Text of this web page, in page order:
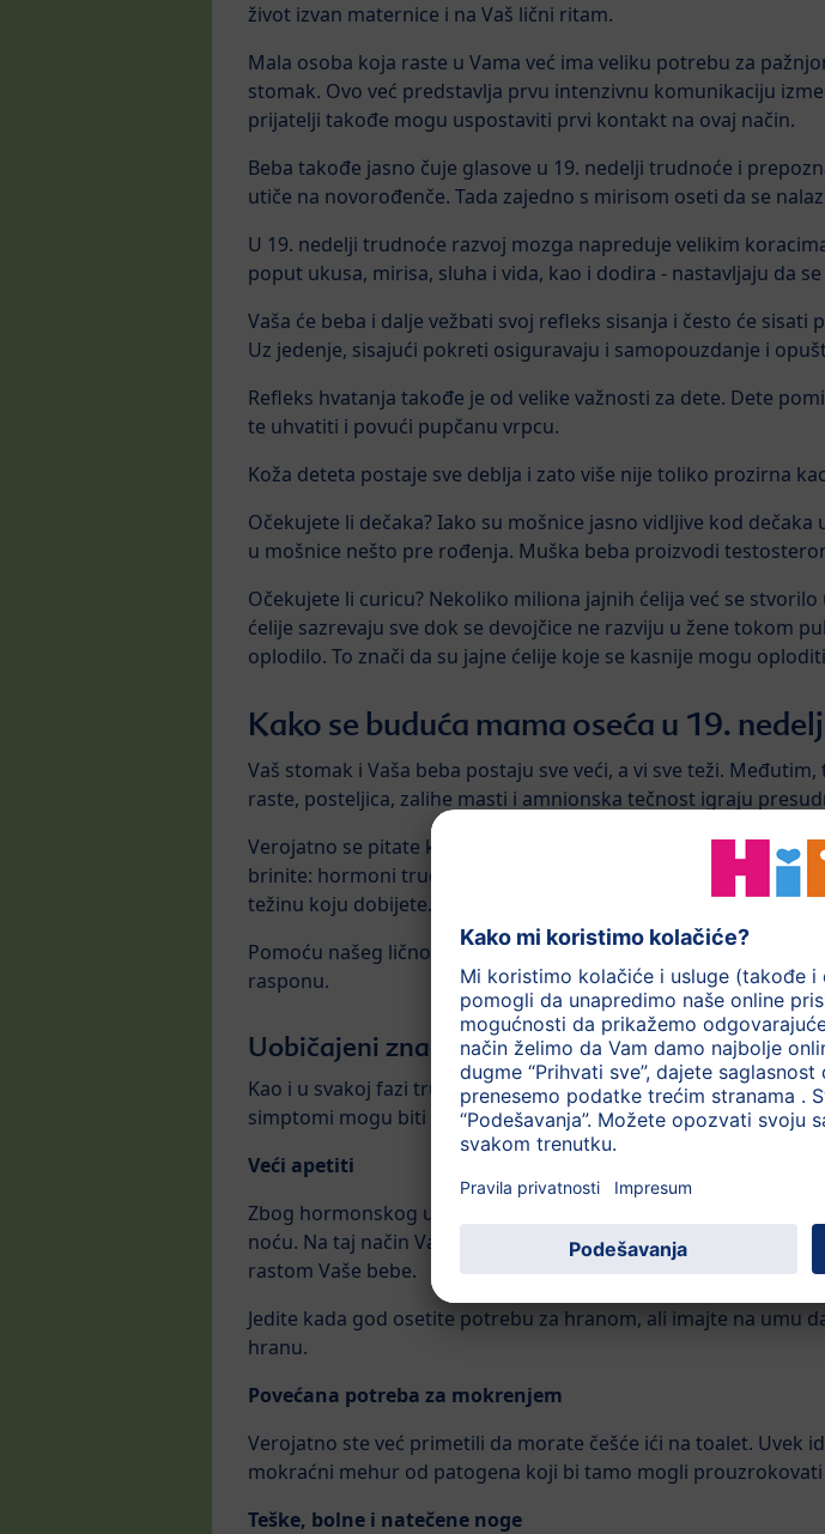
život izvan maternice i na Vaš lični ritam.
Mala osoba koja raste u Vama već ima veliku potrebu za
stomak. Ovo već predstavlja prvu intenzivnu komunikaciju
prijatelji takođe mogu uspostaviti prvi kontakt na ovaj način.
Beba takođe jasno čuje glasove u 19. nedelji trudnoće i
utiče na novorođenče. Tada zajedno s mirisom oseti da se
U 19. nedelji trudnoće razvoj mozga napreduje velikim
poput ukusa, mirisa, sluha i vida, kao i dodira - nastavljaju da
Vaša će beba i dalje vežbati svoj refleks sisanja i često će
Uz jedenje, sisajući pokreti osiguravaju i samopouzdanje i
Refleks hvatanja takođe je od velike važnosti za dete. Dete
te uhvatiti i povući pupčanu vrpcu.
Koža deteta postaje sve deblja i zato više nije toliko prozirna
Očekujete li dečaka? Iako su mošnice jasno vidljive kod
u mošnice nešto pre rođenja. Muška beba proizvodi
Očekujete li curicu? Nekoliko miliona jajnih ćelija već se
ćelije sazrevaju sve dok se devojčice ne razviju u žene tokom
oplodilo. To znači da su jajne ćelije koje se kasnije mogu
Kako se buduća mama oseća u 19.
Vaš stomak i Vaša beba postaju sve veći, a vi sve teži.
raste, posteljica, zalihe masti i amnionska tečnost igraju
Verojatno se pitate kako ćete se nositi s kilogramima koje
brinite: hormoni trudnoće čine Vaše zglobove mekšima, a
težinu koju dobijete.
Pomoću našeg ličnog
kalkulatora težine tokom trudnoće
rasponu.
Uobičajeni znaci i simptomi
Kao i u svakoj fazi trudnoće, i u 19. nedelji trudnoće sigurno
simptomi mogu biti vrlo različiti i individualni od žene do žene.
Veći apetiti
Zbog hormonskog uticaja na Vaše telo, mogli biste imati veći
noću. Na taj način Vaš organizam dobija hranjive sastojke koji
rastom Vaše bebe.
Jedite kada god osetite potrebu za hranom, ali imajte na umu
hranu.
Povećana potreba za mokrenjem
Verojatno ste već primetili da morate češće ići na toalet. Uvek
mokraćni mehur od patogena koji bi tamo mogli
Teške, bolne i natečene noge